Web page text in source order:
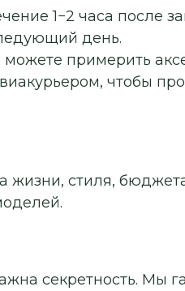
1−2 часа после
день.
примерить
чтобы
жизни, стиля,
секретность. Мы